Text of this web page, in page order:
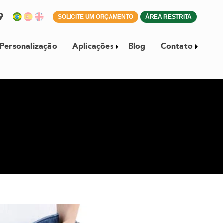
SOLICITE UM ORÇAMENTO ÁREA RESTRITA
Aplicações Blog Contato